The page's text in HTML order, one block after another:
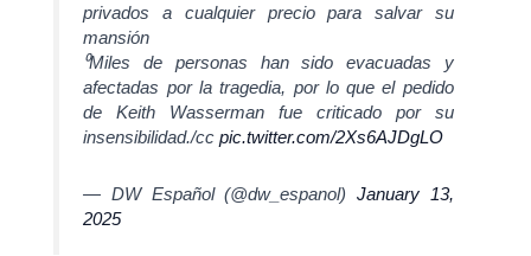
privados a cualquier precio para salvar su
mansión
⁰Miles de personas han sido evacuadas y
afectadas por la tragedia, por lo que el pedido
de Keith Wasserman fue criticado por su
insensibilidad./ccpic.twitter.com/2Xs6AJDgLO
— DW Español (@dw_espanol) January 13,
2025